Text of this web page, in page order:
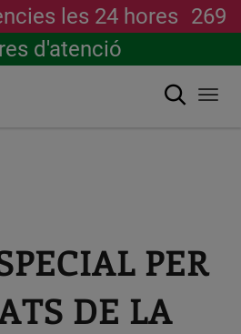
les 24 hores 269
d'atenció
Cerca
PER
DE LA